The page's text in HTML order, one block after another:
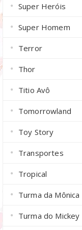
Super Heróis
Super Homem
Terror
Thor
Titio Avô
Tomorrowland
Toy Story
Transportes
Tropical
Turma da Mônica
Turma do Mickey